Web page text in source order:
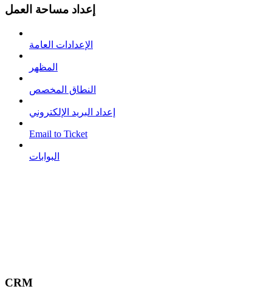
إعداد مساحة العمل
الإعدادات العامة
المظهر
النطاق المخصص
إعداد البريد الإلكتروني
Email to Ticket
البوابات
CRM